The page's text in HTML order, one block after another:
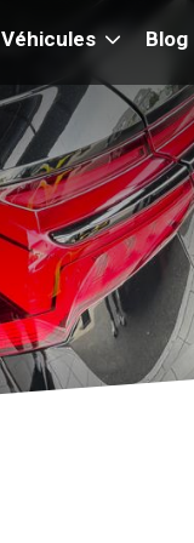
Véhicules Blog